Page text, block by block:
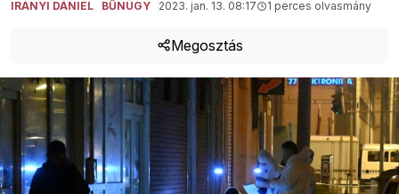
IRÁNYI DÁNIEL BŰNÜGY 2023. jan. 13. 08:17 1 perces olvasmány
Megosztás